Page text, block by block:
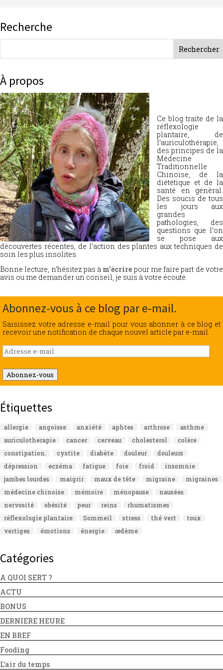
Recherche
À propos
Ce blog traite de la
réflexologie
plantaire, de
l’auriculothérapie,
des principes de la
Médecine
Traditionnelle
Chinoise, de la
diététique et de la
santé en général.
Des soucis de tous
les jours aux
grandes
pathologies, des
questions que l’on
se pose aux
découvertes récentes, de l’action des plantes aux techniques de
soin les plus insolites.
Bonne lecture, n’hésitez pas à m’écrire pour me faire part de votre
avis ou me demander un conseil, je suis à votre écoute.
Abonnez-vous à ce blog par e-mail.
Saisissez votre adresse e-mail pour vous abonner à ce blog et
recevoir une notification de chaque nouvel article par e-mail.
Adresse
e-
mail
Abonnez-vous
Étiquettes
allergie angoisse anxiété aphtes arthrose
asthme
auriculotherapie
cancer cerveau cholesterol
colère
constipation.
cystite diabète douleur
douleurs
dépression
eczéma fatigue foie froid
insomnie
jambes lourdes
maigrir maux de tête migraine
migraines
médecine chinoise
mémoire ménopause
nausées
nervosité
obésité peur reins
rhumatismes
réflexologie plantaire
Sommeil stress thé vert
toux
vertiges
émotions énergie œdème
Catégories
A QUOI SERT ?
ACTU
BONUS
DERNIERE HEURE
EN BREF
Fooding
L'air du temps